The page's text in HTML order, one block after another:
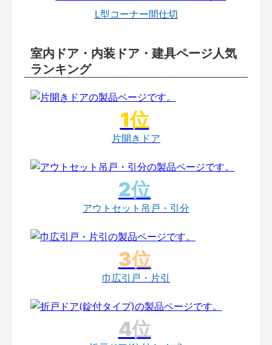
L型コーナー間仕切
室内ドア・内装ドア・建具ページ人気
ランキング
片開きドア
アウトセット吊戸・引分
巾広引戸・片引